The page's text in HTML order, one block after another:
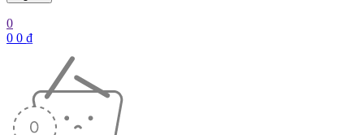
0
0 0 ₫